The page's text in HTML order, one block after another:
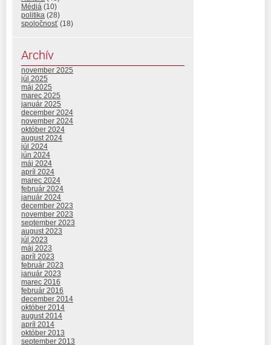
Médiá (10)
politika (28)
spoločnosť (18)
Archív
november 2025
júl 2025
máj 2025
marec 2025
január 2025
december 2024
november 2024
október 2024
august 2024
júl 2024
jún 2024
máj 2024
apríl 2024
marec 2024
február 2024
január 2024
december 2023
november 2023
september 2023
august 2023
júl 2023
máj 2023
apríl 2023
február 2023
január 2023
marec 2016
február 2016
december 2014
október 2014
august 2014
apríl 2014
október 2013
september 2013